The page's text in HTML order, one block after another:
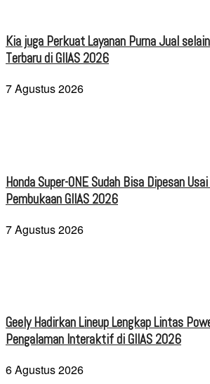
Kia juga Perkuat Layanan Purna Jual
Terbaru di GIIAS 2026
7 Agustus 2026
Honda Super-ONE Sudah Bisa Dipesan
Pembukaan GIIAS 2026
7 Agustus 2026
Geely Hadirkan Lineup Lengkap Lintas
Pengalaman Interaktif di GIIAS 2026
6 Agustus 2026